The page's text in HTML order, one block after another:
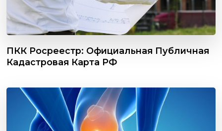
ПКК Росреестр: Официальная Публичная
Кадастровая Карта РФ